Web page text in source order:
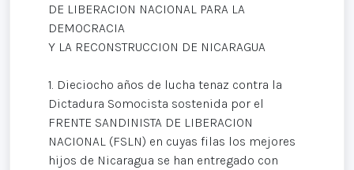
DE LIBERACION NACIONAL PARA LA
DEMOCRACIA
Y LA RECONSTRUCCION DE NICARAGUA
1. Dieciocho años de lucha tenaz contra la
Dictadura Somocista sostenida por el
FRENTE SANDINISTA DE LIBERACION
NACIONAL (FSLN) en cuyas filas los mejores
hijos de Nicaragua se han entregado con